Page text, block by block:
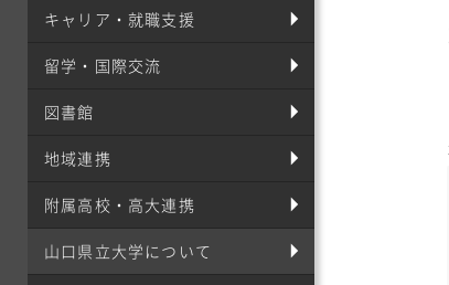
キャリア・就職支援
留学・国際交流
図書館
地域連携
附属高校・高大連携
山口県立大学について